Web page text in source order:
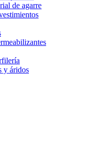
de agarre
y áridos